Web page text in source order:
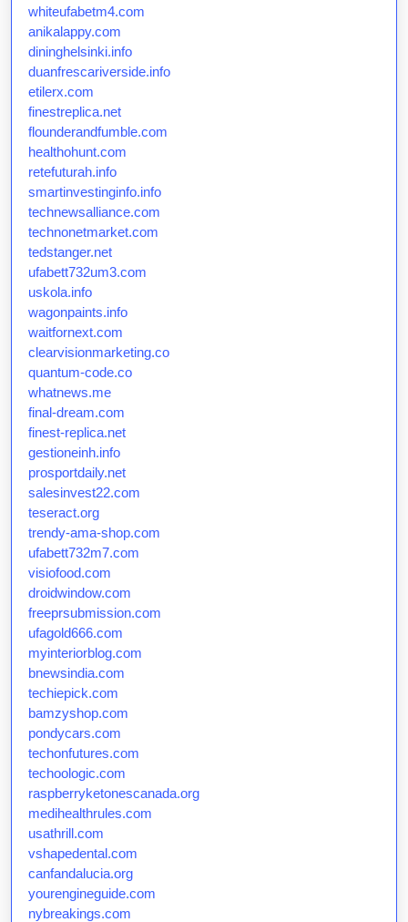
whiteufabetm4.com
anikalappy.com
dininghelsinki.info
duanfrescariverside.info
etilerx.com
finestreplica.net
flounderandfumble.com
healthohunt.com
retefuturah.info
smartinvestinginfo.info
technewsalliance.com
technonetmarket.com
tedstanger.net
ufabett732um3.com
uskola.info
wagonpaints.info
waitfornext.com
clearvisionmarketing.co
quantum-code.co
whatnews.me
final-dream.com
finest-replica.net
gestioneinh.info
prosportdaily.net
salesinvest22.com
teseract.org
trendy-ama-shop.com
ufabett732m7.com
visiofood.com
droidwindow.com
freeprsubmission.com
ufagold666.com
myinteriorblog.com
bnewsindia.com
techiepick.com
bamzyshop.com
pondycars.com
techonfutures.com
techoologic.com
raspberryketonescanada.org
medihealthrules.com
usathrill.com
vshapedental.com
canfandalucia.org
yourengineguide.com
nybreakings.com